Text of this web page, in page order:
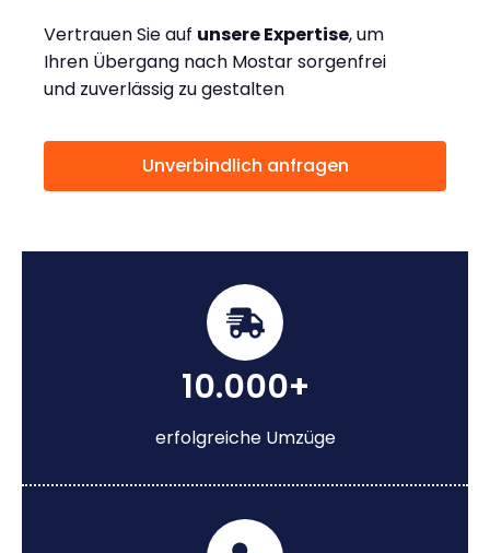
Vertrauen Sie auf unsere Expertise, um
Ihren Übergang nach Mostar sorgenfrei
und zuverlässig zu gestalten
Unverbindlich anfragen
10.000+
erfolgreiche Umzüge